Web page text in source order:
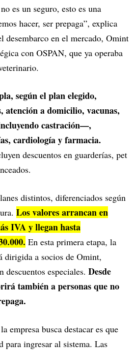
es un seguro, esto es una
hacer, ser prepaga”, explica
desembarco en el mercado, Omint
con OSPAN, que ya operaba
según el plan elegido,
atención a domicilio, vacunas,
castración—,
cardiología y farmacia.
descuentos en guarderías, pet
distintos, diferenciados según
Los valores arrancan en
IVA y llegan hasta
En esta primera etapa, la
dirigida a socios de Omint,
descuentos especiales. Desde
también a personas que no
empresa busca destacar es que
para ingresar al sistema. Las